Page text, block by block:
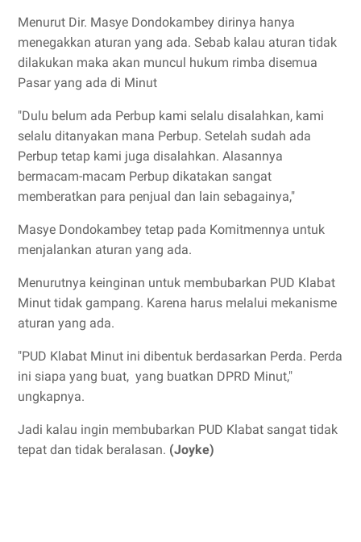
Menurut Dir. Masye Dondokambey dirinya hanya
menegakkan aturan yang ada. Sebab kalau aturan tidak
dilakukan maka akan muncul hukum rimba disemua
Pasar yang ada di Minut
"Dulu belum ada Perbup kami selalu disalahkan, kami
selalu ditanyakan mana Perbup. Setelah sudah ada
Perbup tetap kami juga disalahkan. Alasannya
bermacam-macam Perbup dikatakan sangat
memberatkan para penjual dan lain sebagainya,"
Masye Dondokambey tetap pada Komitmennya untuk
menjalankan aturan yang ada.
Menurutnya keinginan untuk membubarkan PUD Klabat
Minut tidak gampang. Karena harus melalui mekanisme
aturan yang ada.
"PUD Klabat Minut ini dibentuk berdasarkan Perda. Perda
ini siapa yang buat, yang buatkan DPRD Minut,"
ungkapnya.
Jadi kalau ingin membubarkan PUD Klabat sangat tidak
tepat dan tidak beralasan. (Joyke)